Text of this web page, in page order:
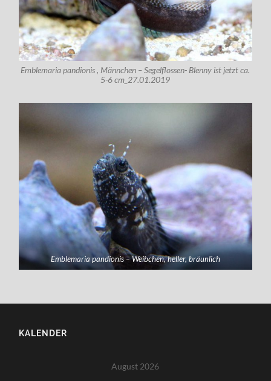
Emblemaria pandionis , Männchen – Segelflossen- Blenny ist jetzt ca.
5-6 cm_27.01.2019
Emblemaria pandionis – Weibchen, heller, bräunlich
KALENDER
August 2026